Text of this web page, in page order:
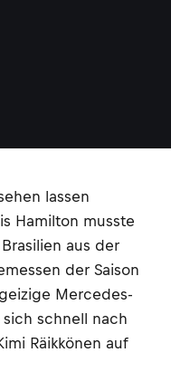
lassen
Hamilton musste
aus der
der Saison
Mercedes-
schnell nach
Räikkönen auf